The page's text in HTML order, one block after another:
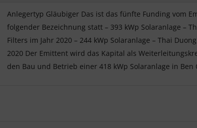
Anlegertyp Gläubiger Das ist das fünfte Funding vom
folgender Bezeichnung statt – 393 kWp Solaranlage –
Filters im Jahr 2020 – 244 kWp Solaranlage – Thai
2020 Der Emittent wird das Kapital als
den Bau und Betrieb einer 418 kWp Solaranlage in